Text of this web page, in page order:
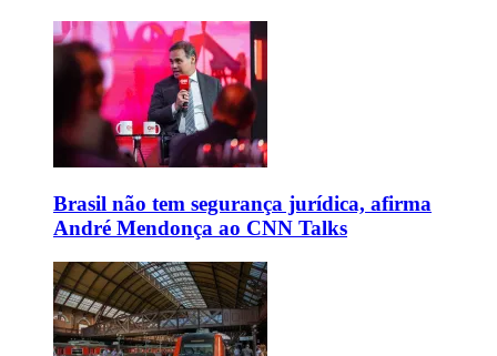
Brasil não tem segurança jurídica, afirma
André Mendonça ao CNN Talks